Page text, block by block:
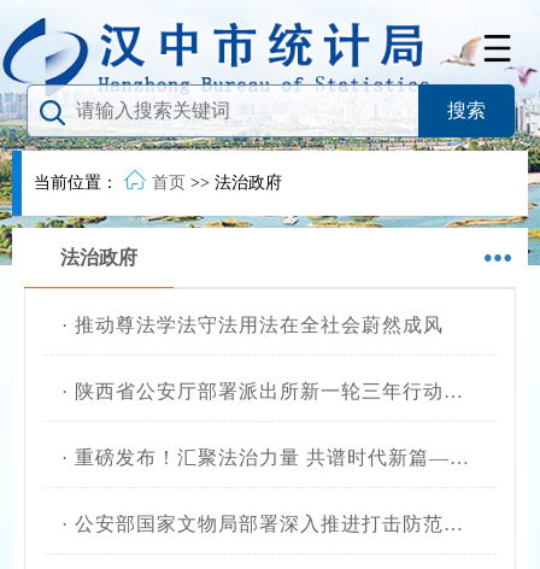
当前位置： 首页 >> 法治政府
法治政府
· 推动尊法学法守法用法在全社会蔚然成风
· 陕西省公安厅部署派出所新一轮三年行动计划
· 重磅发布！汇聚法治力量 共谱时代新篇——“十四五”时期法治陕西建设回顾专题片
· 公安部国家文物局部署深入推进打击防范文物犯罪“云鸮”专项行动